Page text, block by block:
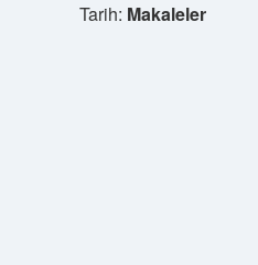
Tarih: Makaleler